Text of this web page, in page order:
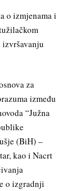
o izmjenama i
za
između
“Južna
(BiH) –
kao i Nacrt
o izgradnji